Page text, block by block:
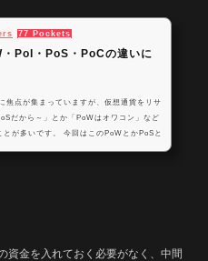
77 Pockets
・PoI・PoS・PoCの違いに
焦点が集まっていますが、仮想通貨をリサ
だから～」とか「PoWはオワコン」など
とが多いです。 今回はこのPoWとかPoSと
資金を入れておく必要がなく、中間